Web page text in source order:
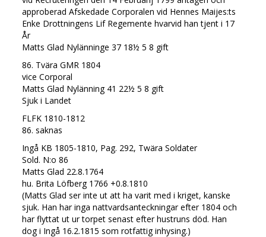
approberad Afskedade Corporalen vid Hennes Maijes:ts
Enke Drottningens Lif Regemente hvarvid han tjent i 17
År
Matts Glad Nylänninge 37 18½ 5 8 gift
86. Tvära GMR 1804
vice Corporal
Matts Glad Nylänning 41 22½ 5 8 gift
Sjuk i Landet
FLFK 1810-1812
86. saknas
Ingå KB 1805-1810, Pag. 292, Twära Soldater
Sold. N:o 86
Matts Glad 22.8.1764
hu. Brita Löfberg 1766 +0.8.1810
(Matts Glad ser inte ut att ha varit med i kriget, kanske
sjuk. Han har inga nattvardsanteckningar efter 1804 och
har flyttat ut ur torpet senast efter hustruns död. Han
dog i Ingå 16.2.1815 som rotfattig inhysing.)